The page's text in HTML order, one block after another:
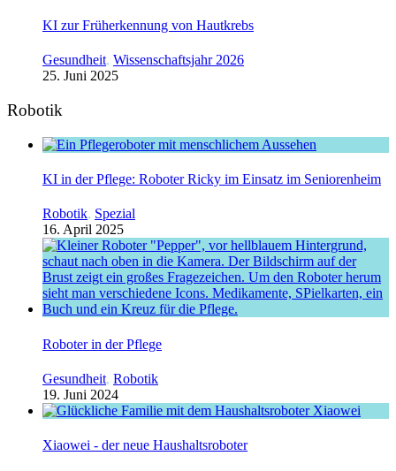
KI zur Früherkennung von Hautkrebs
Gesundheit, Wissenschaftsjahr 2026
25. Juni 2025
Robotik
KI in der Pflege: Roboter Ricky im Einsatz im Seniorenheim
Robotik, Spezial
16. April 2025
Roboter in der Pflege
Gesundheit, Robotik
19. Juni 2024
Xiaowei - der neue Haushaltsroboter